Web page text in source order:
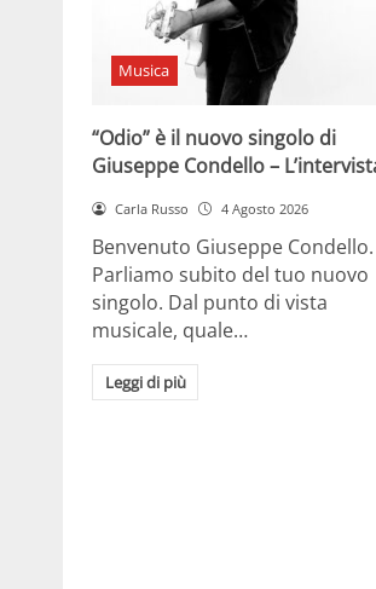
Musica
“Odio” è il nuovo singolo di
Giuseppe Condello –
Carla Russo 4 Agosto 2026
Benvenuto Giuseppe Condello.
Parliamo subito del tuo nuovo
singolo. Dal punto di vista
musicale, quale…
Leggi di più